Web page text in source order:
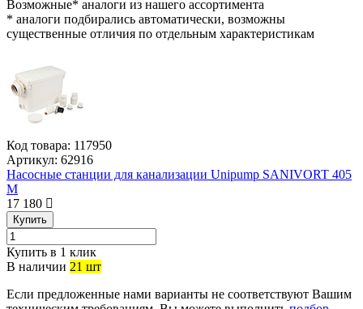
Возможные* аналоги из нашего ассортимента
* аналоги подбирались автоматически, возможны
существенные отличия по отдельным характеристикам
Код товара: 117950
Артикул: 62916
Насосные станции для канализации Unipump SANIVORT 405
M
17 180
Купить
Купить в 1 клик
В наличии 21 шт
Если предложенные нами варианты не соответствуют Вашим